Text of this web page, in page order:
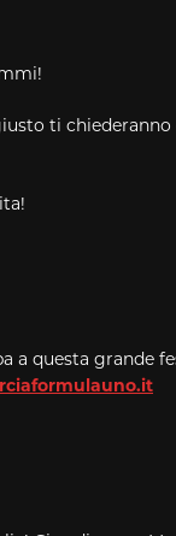
ti
a questa grande